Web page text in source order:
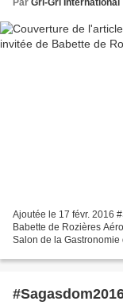
Ajoutée le 17 févr. 2016
Babette de Rozières
Salon de la